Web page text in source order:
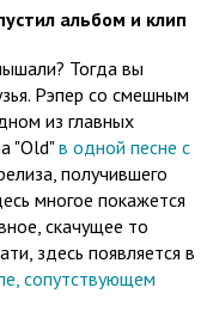
альбом и клип
Тогда вы
Рэпер со смешным
из главных
"Old"в одной песне с
получившего
многое покажется
скачущее то
здесь появляется в
сопутствующем